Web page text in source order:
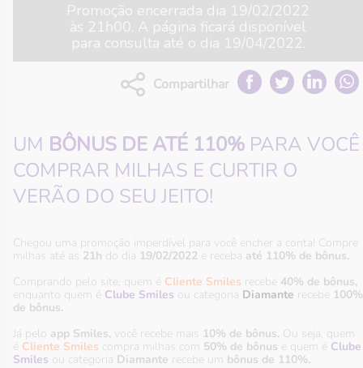
Promoção encerrada dia 19/02/2022
às 21h00. A página ficará disponível
para consulta até o dia 19/04/2022.
Compartilhar
UM BÔNUS DE ATÉ 110% PARA VOCÊ
COMPRAR MILHAS E CURTIR O
VERÃO DO SEU JEITO!
Chegou uma promoção imperdível para você encher a conta! Compre
milhas até as 21h do dia 19/02/2022 e receba até 110% de bônus.
Comprando pelo site, quem é Cliente Smiles recebe 40% de bônus,
enquanto quem é Clube Smiles ou categoria Diamante recebe 100%
de bônus.
Já pelo app Smiles, você recebe mais 10% de bônus. Ou seja, quem
é Cliente Smiles compra milhas com 50% de bônus e quem é Clube
Smiles ou categoria Diamante recebe um bônus de 110%.